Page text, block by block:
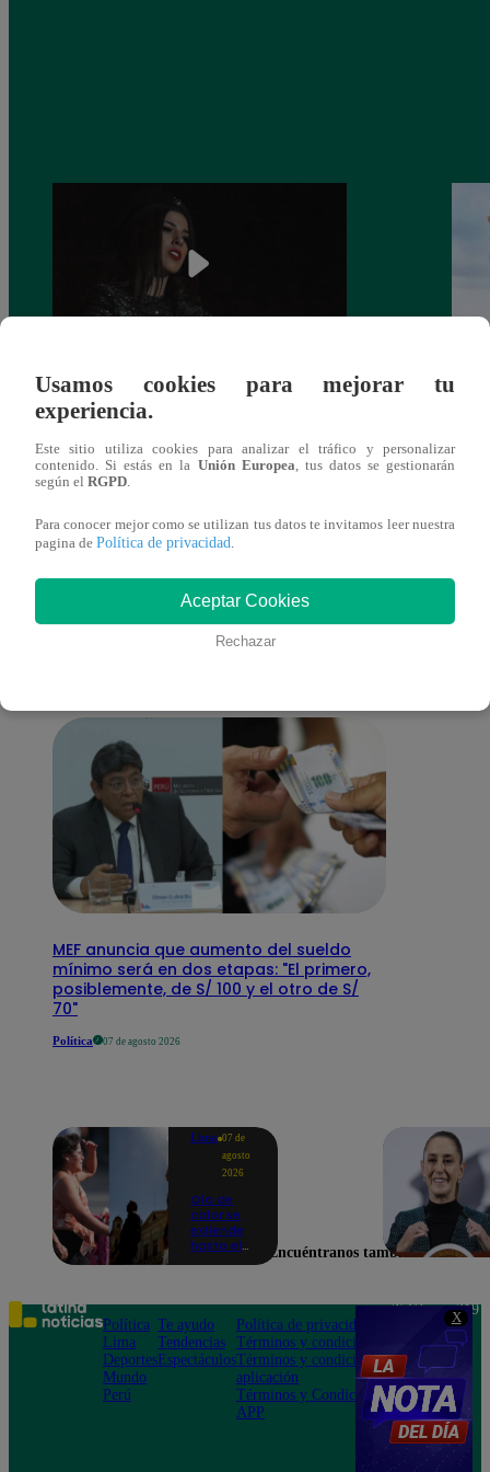
X
¿Yahaira Plasencia y Maritza Rodríguez
más unidas que nunca?
También te puede
interesar
MEF anuncia que aumento del sueldo
mínimo será en dos etapas: "El primero,
posiblemente, de S/ 100 y el otro de S/
70"
Política 07 de agosto 2026
Lima 07 de
agosto
2026
Ola de
calor se
extiende
hasta el
Lima y
otras 16
regiones
Usamos cookies para mejorar tu
experiencia.
Este sitio utiliza cookies para analizar el tráfico y personalizar
contenido. Si estás en la Unión Europea , tus datos se gestionarán
según el RGPD
Para conocer mejor como se utilizan tus datos te invitamos leer nuestra
pagina de Política de privacidad
Aceptar Cookies
Rechazar
Encuéntranos también en
Política
Lima
Deportes
Mundo
Perú
Te ayudo
Tendencias
Espectáculos
Política de privacidad
Términos y condiciones
Términos y condiciones
aplicación
Términos y Condiciones
APP
Teléfono: 219
Av. San
Felipe 968
Jesús María